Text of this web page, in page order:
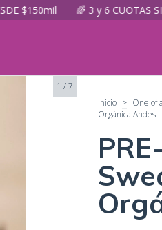
🌈 3 y 6 CUOTAS SIN INTERÉS 🌈
1 /7
Inicio > One of
Orgánica Andes